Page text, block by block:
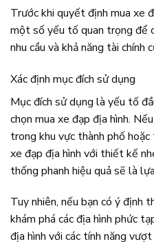
Trước khi quyết định mua xe
một số yếu tố quan trọng để
nhu cầu và khả năng tài chính
Xác định mục đích sử dụng
Mục đích sử dụng là yếu tố
chọn mua xe đạp địa hình.
trong khu vực thành phố
xe đạp địa hình với thiết kế
thống phanh hiệu quả sẽ là
Tuy nhiên, nếu bạn có ý định
khám phá các địa hình phức
địa hình với các tính năng